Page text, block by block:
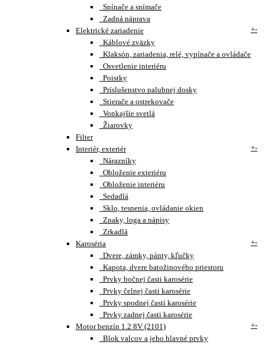
Spínače a snímače
Zadná náprava
Elektrické zariadenie
+-
Káblové zväzky
Klaksón, zariadenia, relé, vypínače a ovládače
Osvetlenie interiéru
Poistky
Príslušenstvo palubnej dosky
Stierače a ostrekovače
Vonkajšie svetlá
Žiarovky
Filter
Interiér, exteriér
+-
Nárazníky
Obloženie exteriéru
Obloženie interiéru
Sedadlá
Sklo, tesnenia, ovládanie okien
Znaky, loga a nápisy
Zrkadlá
Karoséria
+-
Dvere, zámky, pánty, kľučky
Kapota, dvere batožinového priestoru
Prvky bočnej časti karosérie
Prvky čelnej časti karosérie
Prvky spodnej časti karosérie
Prvky zadnej časti karosérie
Motor benzín 1.2 8V (2101)
+-
Blok valcov a jeho hlavné prvky